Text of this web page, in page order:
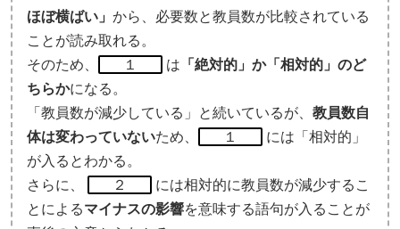
ほぼ横ばい」 から、必要数と教員数が比較されている
ことが読み取れる。
そのため、
１ は 「絶対的」か「相対的」のど
ちらかになる。
「教員数が減少している」と続いているが、 教員数自
体は変わっていないため、 １
には「相対的」
が入るとわかる。
さらに、
２
には相対的に教員数が減少するこ
とによるマイナスの影響を意味する語句が入ることが